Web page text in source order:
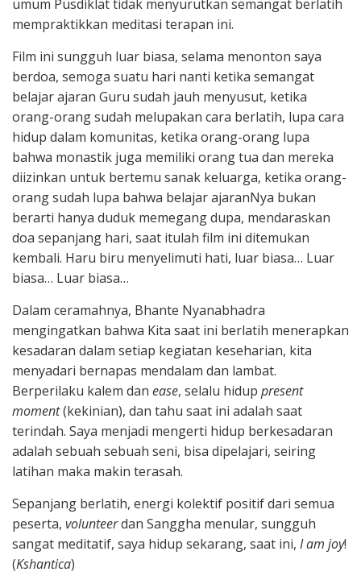
umum Pusdiklat tidak menyurutkan semangat berlatih
mempraktikkan meditasi terapan ini.
Film ini sungguh luar biasa, selama menonton saya
berdoa, semoga suatu hari nanti ketika semangat
belajar ajaran Guru sudah jauh menyusut, ketika
orang-orang sudah melupakan cara berlatih, lupa cara
hidup dalam komunitas, ketika orang-orang lupa
bahwa monastik juga memiliki orang tua dan mereka
diizinkan untuk bertemu sanak keluarga, ketika orang-
orang sudah lupa bahwa belajar ajaranNya bukan
berarti hanya duduk memegang dupa, mendaraskan
doa sepanjang hari, saat itulah film ini ditemukan
kembali. Haru biru menyelimuti hati, luar biasa… Luar
biasa… Luar biasa…
Dalam ceramahnya, Bhante Nyanabhadra
mengingatkan bahwa Kita saat ini berlatih menerapkan
kesadaran dalam setiap kegiatan keseharian, kita
menyadari bernapas mendalam dan lambat.
Berperilaku kalem dan ease, selalu hidup present
moment(kekinian), dan tahu saat ini adalah saat
terindah. Saya menjadi mengerti hidup berkesadaran
adalah sebuah sebuah seni, bisa dipelajari, seiring
latihan maka makin terasah.
Sepanjang berlatih, energi kolektif positif dari semua
peserta, volunteerdan Sanggha menular, sungguh
sangat meditatif, saya hidup sekarang, saat ini, I am joy!
(Kshantica)